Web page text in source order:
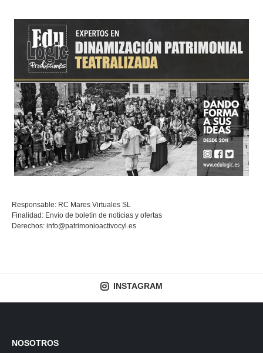
Responsable: RC Mares Virtuales SL
Finalidad: Envío de boletín de noticias y ofertas
Derechos: info@patrimonioactivocyl.es
INSTAGRAM
NOSOTROS